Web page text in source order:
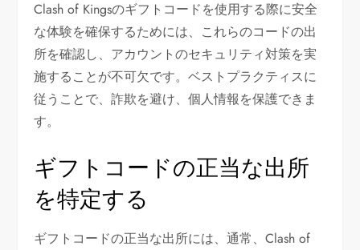
Clash of Kingsのギフトコードを使用する際に安全
な体験を確保するためには、これらのコードの出
所を確認し、アカウントのセキュリティ対策を実
施することが不可欠です。ベストプラクティスに
従うことで、詐欺を避け、個人情報を保護できま
す。
ギフトコードの正当な出所
を特定する
ギフトコードの正当な出所には、通常、Clash of